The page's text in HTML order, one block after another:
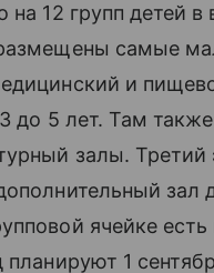
на 12 групп детей
самые
и
до 5 лет. Там
залы.
зал
ячейке есть
1